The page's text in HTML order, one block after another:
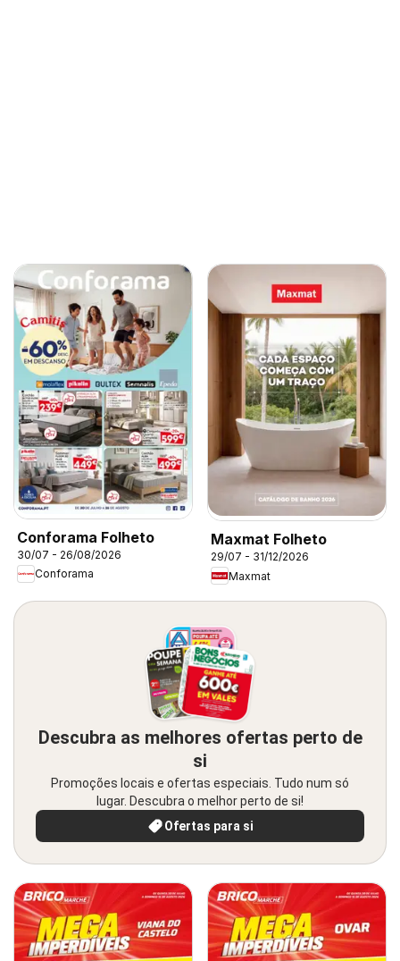
Conforama Folheto
30/07 - 26/08/2026
Conforama
Maxmat Folheto
29/07 - 31/12/2026
Maxmat
Descubra as melhores ofertas perto de
si
Promoções locais e ofertas especiais. Tudo num só
lugar. Descubra o melhor perto de si!
Ofertas para si